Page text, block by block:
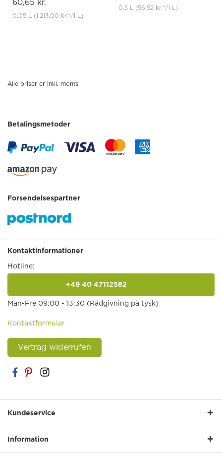
60,65 kr.
0.05 L (1.213,00 kr.*/1 L)
0.5 L (56,52 kr.*/1 L)
Alle priser er inkl. moms
Betalingsmetoder
Forsendelsespartner
Kontaktinformationer
Hotline:
+49 40 47112582
Man-Fre 09:00 - 13:30 (Rådgivning på tysk)
Kontaktformular
Vertrag widerrufen
Kundeservice
Information